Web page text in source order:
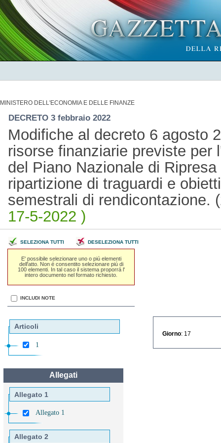
MINISTERO DELL'ECONOMIA E DELLE FINANZE
DECRETO 3 febbraio 2022
Modifiche al decreto 6 agosto
risorse finanziarie previste per
del Piano Nazionale di
ripartizione di traguardi e
semestrali di rendicontazione.
17-5-2022 )
SELEZIONA TUTTI DESELEZIONA TUTTI
E' possibile selezionare uno o piú elementi
dell'atto. Non é consentito selezionare piú di
100 elementi. In tal caso il sistema proporrá l'
intero documento nel formato richiesto.
INCLUDI NOTE
Articoli
1
Allegati
Allegato 1
Allegato 1
Allegato 2
Giorno : 17